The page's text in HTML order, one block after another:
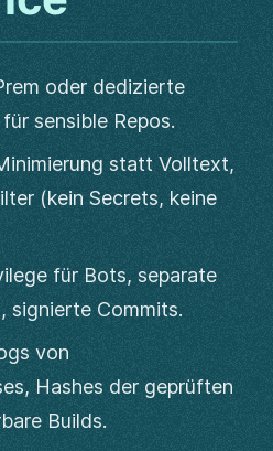
oder dedizierte
sensible Repos.
statt Volltext,
(kein Secrets, keine
für Bots, separate
signierte Commits.
von
Hashes der geprüften
Builds.